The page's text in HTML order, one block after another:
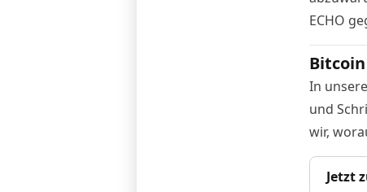
ECHO
In
und
wir,
Jetzt